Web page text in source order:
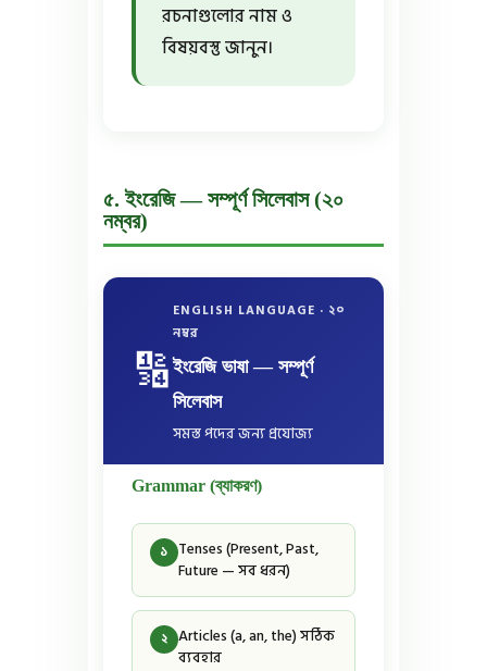
রচনাগুলোর নাম ও
বিষয়বস্তু জানুন।
৫. ইংরেজি — সম্পূর্ণ সিলেবাস (২০
নম্বর)
🔢
ENGLISH LANGUAGE · ২০
নম্বর
ইংরেজি ভাষা — সম্পূর্ণ
সিলেবাস
সমস্ত পদের জন্য প্রযোজ্য
Grammar (ব্যাকরণ)
১ Tenses (Present, Past,
Future — সব ধরন)
২ Articles (a, an, the) সঠিক
ব্যবহার